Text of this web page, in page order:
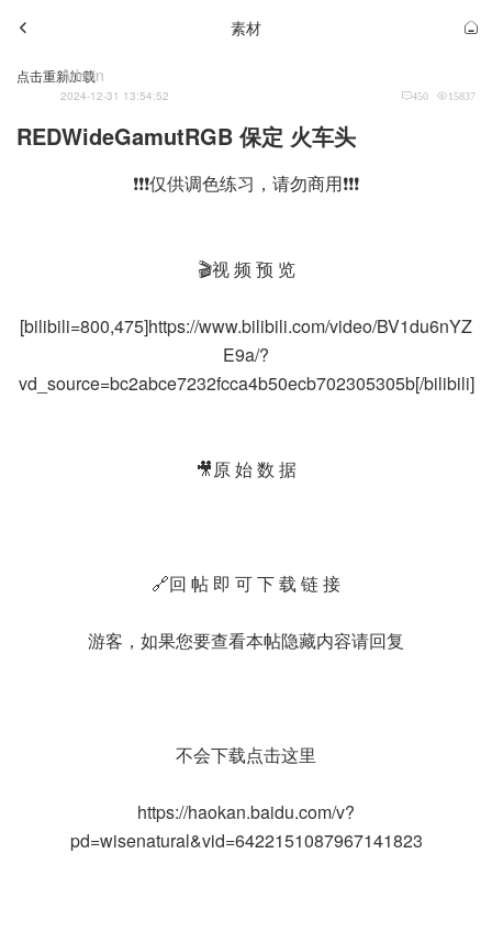
素材
点击重新加载
Admin
2024-12-31 13:54:52 450 15837
REDWideGamutRGB 保定 火车头
❗❗❗仅供调色练习，请勿商用❗❗❗
🎬视 频 预 览
[bilibili=800,475]https://www.bilibili.com/video/BV1du6nYZ
E9a/?
vd_source=bc2abce7232fcca4b50ecb702305305b[/bilibili]
🎥原 始 数 据
🔗回 帖 即 可 下 载 链 接
游客，如果您要查看本帖隐藏内容请回复
不会下载点击这里
https://haokan.baidu.com/v?
pd=wisenatural&vid=6422151087967141823